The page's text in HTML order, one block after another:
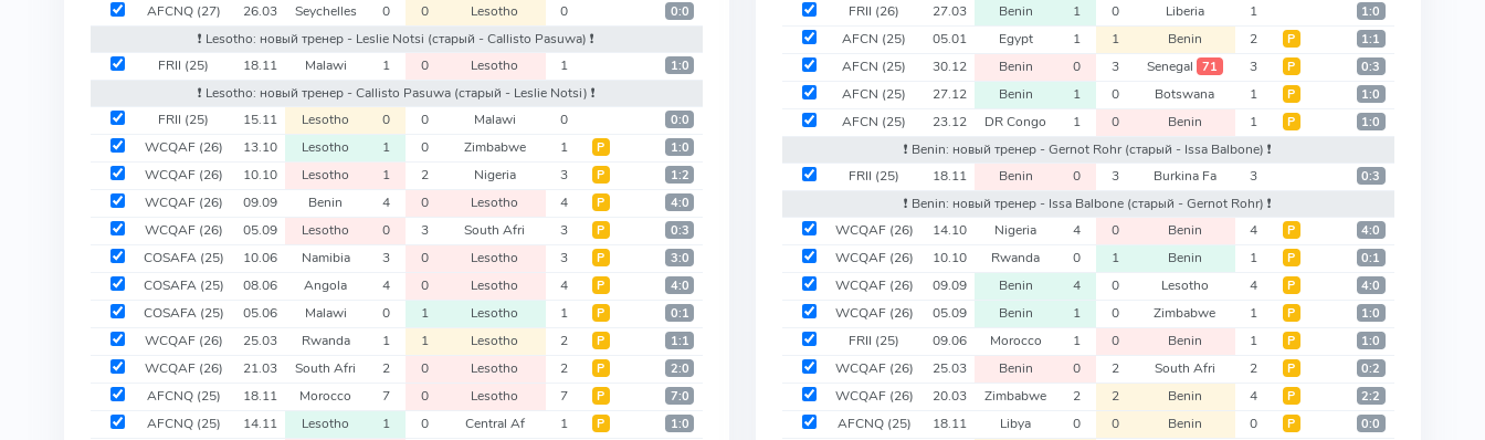
AFCNQ (27) 26.03 Seychelles 0 0 Lesotho 0 0:0
❗️ Lesotho: новый тренер - Leslie Notsi (старый - Callisto Pasuwa) ❗️
FRII (25) 18.11 Malawi 1 0 Lesotho 1 1:0
❗️ Lesotho: новый тренер - Callisto Pasuwa (старый - Leslie Notsi) ❗️
FRII (25) 15.11 Lesotho 0 0 Malawi 0 0:0
WCQAF (26) 13.10 Lesotho 1 0 Zimbabwe 1 Р 1:0
WCQAF (26) 10.10 Lesotho 1 2 Nigeria 3 Р 1:2
WCQAF (26) 09.09 Benin 4 0 Lesotho 4 Р 4:0
WCQAF (26) 05.09 Lesotho 0 3 South Afri 3 Р 0:3
COSAFA (25) 10.06 Namibia 3 0 Lesotho 3 Р 3:0
COSAFA (25) 08.06 Angola 4 0 Lesotho 4 Р 4:0
COSAFA (25) 05.06 Malawi 0 1 Lesotho 1 Р 0:1
WCQAF (26) 25.03 Rwanda 1 1 Lesotho 2 Р 1:1
WCQAF (26) 21.03 South Afri 2 0 Lesotho 2 Р 2:0
AFCNQ (25) 18.11 Morocco 7 0 Lesotho 7 Р 7:0
AFCNQ (25) 14.11 Lesotho 1 0 Central Af 1 Р 1:0
FRII (26) 27.03 Benin 1 0 Liberia 1 1:0
AFCN (25) 05.01 Egypt 1 1 Benin 2 Р 1:1
AFCN (25) 30.12 Benin 0 3 Senegal 71 3 Р 0:3
AFCN (25) 27.12 Benin 1 0 Botswana 1 Р 1:0
AFCN (25) 23.12 DR Congo 1 0 Benin 1 Р 1:0
❗️ Benin: новый тренер - Gernot Rohr(старый - Issa Balbone) ❗️
FRII (25) 18.11 Benin 0 3 Burkina Fa 3 0:3
❗️ Benin: новый тренер - Issa Balbone (старый - Gernot Rohr) ❗️
WCQAF (26) 14.10 Nigeria 4 0 Benin 4 Р 4:0
WCQAF (26) 10.10 Rwanda 0 1 Benin 1 Р 0:1
WCQAF (26) 09.09 Benin 4 0 Lesotho 4 Р 4:0
WCQAF (26) 05.09 Benin 1 0 Zimbabwe 1 Р 1:0
FRII (25) 09.06 Morocco 1 0 Benin 1 Р 1:0
WCQAF (26) 25.03 Benin 0 2 South Afri 2 Р 0:2
WCQAF (26) 20.03 Zimbabwe 2 2 Benin 4 Р 2:2
AFCNQ (25) 18.11 Libya 0 0 Benin 0 Р 0:0